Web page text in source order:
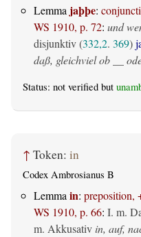
Lemma jaþþe:
WS 1910, p. 72: und
disjunktiv (332,2. 369)
daß, gleichviel ob __
Status: not verified but
↑ Token: in
Codex Ambrosianus B
Lemmain: preposition,
WS 1910, p. 66: I. m.
m. Akkusativ in, auf,